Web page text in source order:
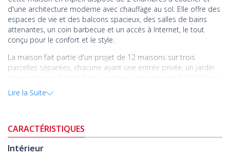
d'une architecture moderne avec chauffage au sol. Elle offre des
espaces de vie et des balcons spacieux, des salles de bains
attenantes, un coin barbecue et un accès à Internet, le tout
conçu pour le confort et le style.
La maison fait partie d'un projet de 12 maisons sur trois
parcelles séparées, chacune ayant une entrée privée, un jardin
et une piscine, le tout dans un espace paysager de 1 337 m² qui
se fond dans la nature.
couchers de soleil époustouflants. Kalkan attire les investisseurs
étrangers et les vacanciers avec des maisons de luxe, des hôtels
de charme et des restaurants raffinés, offrant un mode de vie
Lire la Suite
CARACTÉRISTIQUES
Intérieur